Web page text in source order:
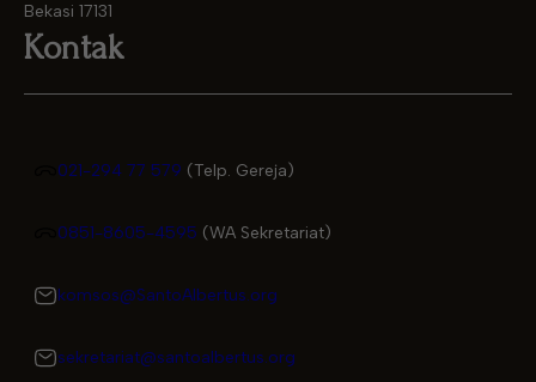
Bekasi 17131
Kontak
021-294 77 579 (Telp. Gereja)
0851-8605-4595 (WA Sekretariat)
komsos@SantoAlbertus.org
sekretariat@santoalbertus.org